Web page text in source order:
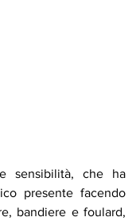
sensibilità, che ha
presente facendo
bandiere e foulard,